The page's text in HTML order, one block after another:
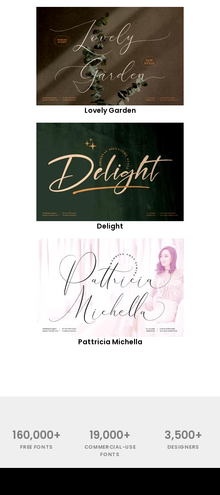
Lovely Garden
Delight
Pattricia Michella
160,000+
FREE FONTS
19,000+
COMMERCIAL-USE
FONTS
3,500+
DESIGNERS